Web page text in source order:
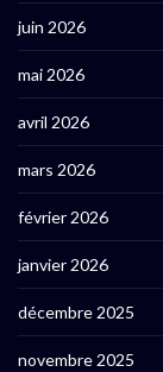
juin 2026
mai 2026
avril 2026
mars 2026
février 2026
janvier 2026
décembre 2025
novembre 2025